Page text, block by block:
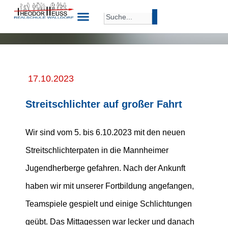
17.10.2023
Streitschlichter auf großer Fahrt
Wir sind vom 5. bis 6.10.2023 mit den neuen
Streitschlichterpaten in die Mannheimer
Jugendherberge gefahren. Nach der Ankunft
haben wir mit unserer Fortbildung angefangen,
Teamspiele gespielt und einige Schlichtungen
geübt. Das Mittagessen war lecker und danach